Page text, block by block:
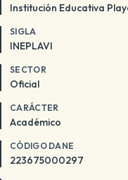
Institución Educativa
SIGLA
INEPLAVI
SECTOR
Oficial
CARÁCTER
Académico
CÓDIGO DANE
223675000297